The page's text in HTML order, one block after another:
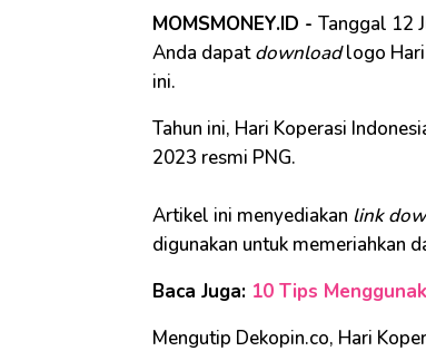
MOMSMONEY.ID - Tanggal 12
Anda dapatdownloadlogo
ini.
Tahun ini, Hari Koperasi
2023 resmi PNG.
Artikel ini menyediakan link
digunakan untuk memeriahkan
Baca Juga: 10 Tips
Mengutip Dekopin.co, Hari